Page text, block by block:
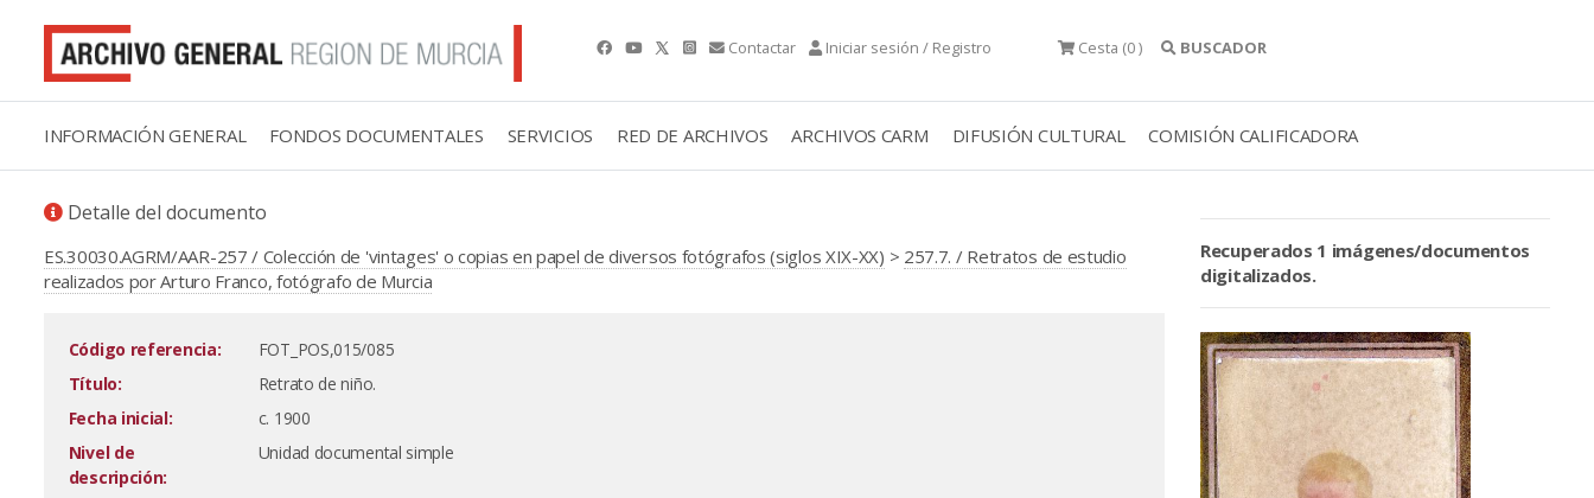
Contactar Iniciar sesión / Registro Cesta (0 ) BUSCADOR
INFORMACIÓN GENERAL FONDOS DOCUMENTALES SERVICIOS RED DE ARCHIVOS ARCHIVOS CARM DIFUSIÓN CULTURAL COMISIÓN CALIFICADORA
Detalle del documento
ES.30030.AGRM/AAR-257 / Colección de 'vintages' o copias en papel de diversos fotógrafos (siglos XIX-XX) > 257.7. / Retratos de estudio
realizados por Arturo Franco, fotógrafo de Murcia
Código referencia:
FOT_POS,015/085
Título:
Retrato de niño.
Fecha inicial:
c. 1900
Nivel de
descripción:
Unidad documental simple
Recuperados 1 imágenes/documentos
digitalizados.